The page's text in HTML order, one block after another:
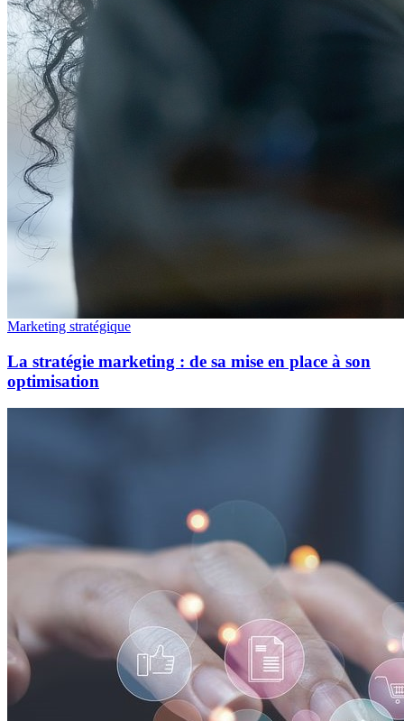
Marketing stratégique
La stratégie marketing : de sa mise en place à son
optimisation